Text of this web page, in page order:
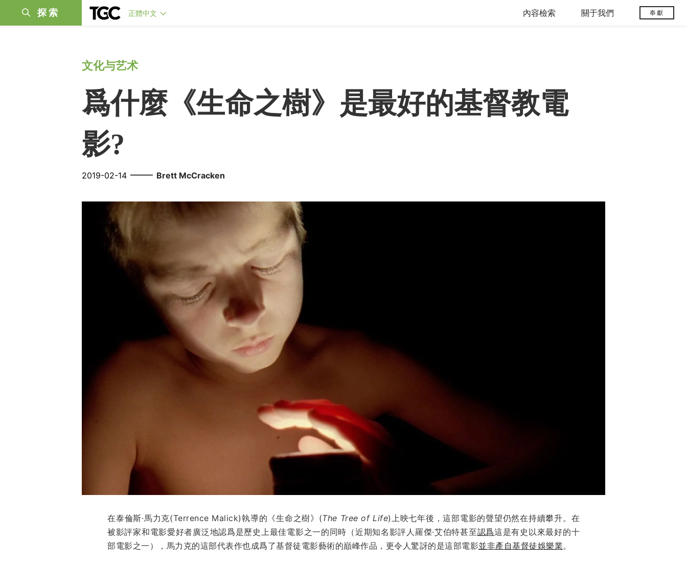
探索 正體中文 內容檢索 關于我們 奉獻
文化与艺术
爲什麼《生命之樹》是最好的基督教電
影?
2019-02-14 —— Brett McCracken
在泰倫斯·馬力克(Terrence Malick)執導的《生命之樹》(The Tree of Life)上映七年後，這部電影的聲望仍然在持續攀升。在
被影評家和電影愛好者廣泛地認爲是歷史上最佳電影之一的同時（近期知名影評人羅傑·艾伯特甚至認爲這是有史以來最好的十
部電影之一），馬力克的這部代表作也成爲了基督徒電影藝術的巔峰作品，更令人驚訝的是這部電影並非產自基督徒娛樂業。